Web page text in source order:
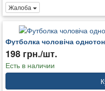
Жалоба
Футболка чоловіча
198 грн./шт.
Есть в наличии